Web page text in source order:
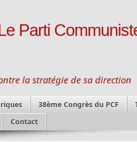
Parti
la stratégie de sa direction
38ème Congrès du PCF
Contact